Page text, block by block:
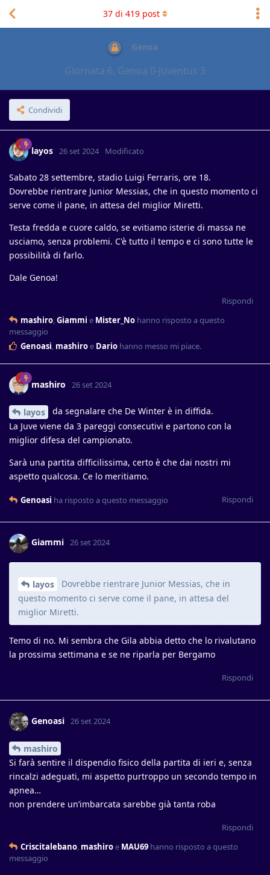
Genoa
Giornata 6, Genoa 0-Juventus 3
Condividi
37di 419post
layos 26 set 2024 Modificato
Sabato 28 settembre, stadio Luigi Ferraris, ore 18.
Dovrebbe rientrare Junior Messias, che in questo momento ci
serve come il pane, in attesa del miglior Miretti.
Testa fredda e cuore caldo, se evitiamo isterie di massa ne
usciamo, senza problemi. C'è tutto il tempo e ci sono tutte le
possibilità di farlo.
Dale Genoa!
Rispondi
mashiro,Giammi e Mister_No hanno risposto a questo
messaggio
Genoasi, mashiroe Dario hanno messo mi piace.
mashiro 26 set 2024
layos
da segnalare che De Winter è in diffida.
La Juve viene da 3 pareggi consecutivi e partono con la
miglior difesa del campionato.
Sarà una partita difficilissima, certo è che dai nostri mi
aspetto qualcosa. Ce lo meritiamo.
Rispondi
Genoasi ha risposto a questo messaggio
Giammi 26 set 2024
layos
Dovrebbe rientrare Junior Messias, che in
questo momento ci serve come il pane, in attesa del
miglior Miretti.
Temo di no. Mi sembra che Gila abbia detto che lo rivalutano
la prossima settimana e se ne riparla per Bergamo
Rispondi
Genoasi 26 set 2024
mashiro
Si farà sentire il dispendio fisico della partita di ieri e, senza
rincalzi adeguati, mi aspetto purtroppo un secondo tempo in
apnea…
non prendere un’imbarcata sarebbe già tanta roba
Rispondi
Criscitalebano, mashiroe MAU69 hanno risposto a questo
messaggio